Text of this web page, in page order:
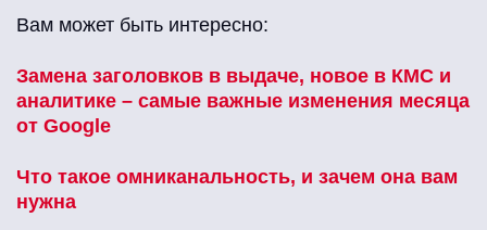
Вам может быть интересно:
Замена заголовков в выдаче, новое в КМС и
аналитике – самые важные изменения месяца
от Google
Что такое омниканальность, и зачем она вам
нужна